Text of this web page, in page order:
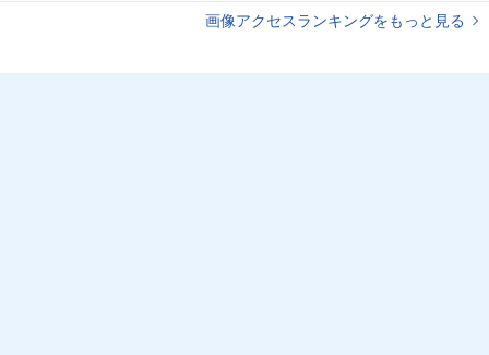
画像アクセスランキングをもっと見る